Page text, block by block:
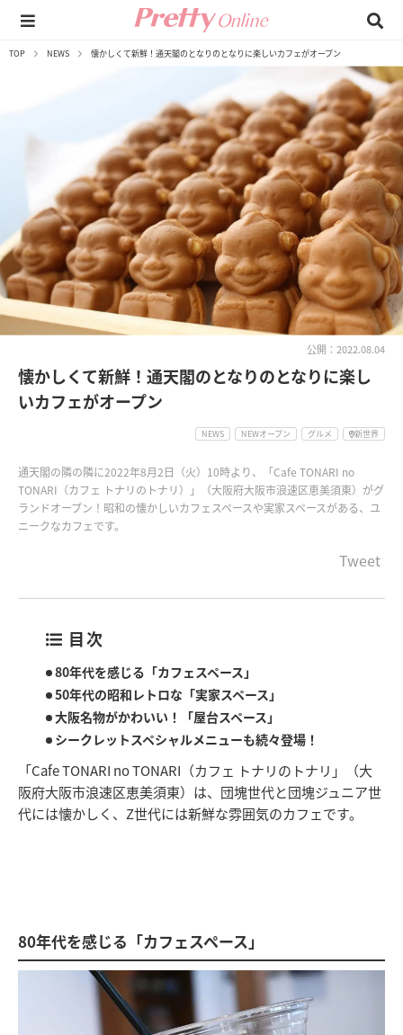
TOP NEWS 懐かしくて新鮮！通天閣のとなりのとなりに楽しいカフェがオープン
公開：2022.08.04
懐かしくて新鮮！通天閣のとなりのとなりに楽し
いカフェがオープン
NEWS NEWオープン グルメ 新世界
通天閣の隣の隣に2022年8月2日（火）10時より、「Cafe TONARI no
TONARI（カフェ トナリのトナリ）」（大阪府大阪市浪速区恵美須東）がグ
ランドオープン！昭和の懐かしいカフェスペースや実家スペースがある、ユ
ニークなカフェです。
Tweet
目次
80年代を感じる「カフェスペース」
50年代の昭和レトロな「実家スペース」
大阪名物がかわいい！「屋台スペース」
シークレットスペシャルメニューも続々登場！
「Cafe TONARI no TONARI（カフェ トナリのトナリ」（大
阪府大阪市浪速区恵美須東）は、団塊世代と団塊ジュニア世
代には懐かしく、Z世代には新鮮な雰囲気のカフェです。
80年代を感じる「カフェスペース」